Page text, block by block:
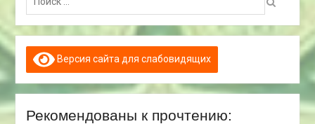
Версия сайта для слабовидящих
Рекомендованы к прочтению: